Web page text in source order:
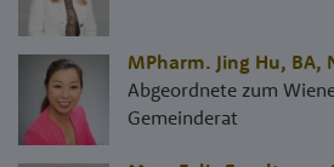
MPharm. Jing Hu, BA,
Abgeordnete zum
Gemeinderat